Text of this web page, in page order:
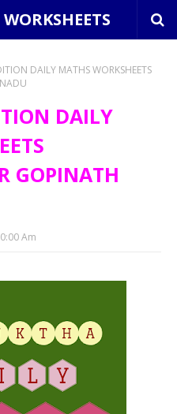
DAILY MATHS WORKSHEETS
DAILY
GOPINATH
Am